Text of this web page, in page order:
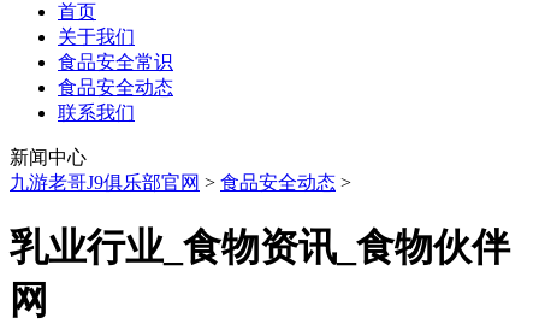
首页
关于我们
食品安全常识
食品安全动态
联系我们
新闻中心
九游老哥J9俱乐部官网 > 食品安全动态 >
乳业行业_食物资讯_食物伙伴
网